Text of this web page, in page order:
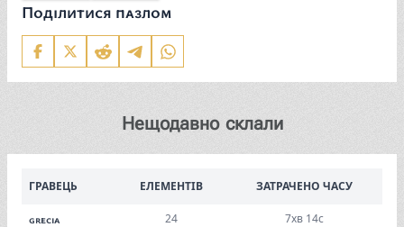
Поділитися пазлом
Нещодавно склали
ГРАВЕЦЬ ЕЛЕМЕНТІВ ЗАТРАЧЕНО ЧАСУ
grecia 24 7хв 14с